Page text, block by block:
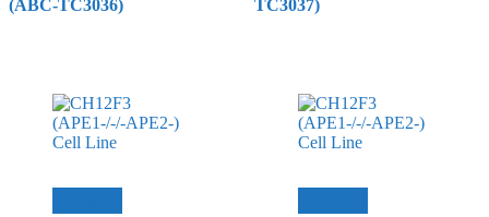
(ABC-TC3036)
TC3037)